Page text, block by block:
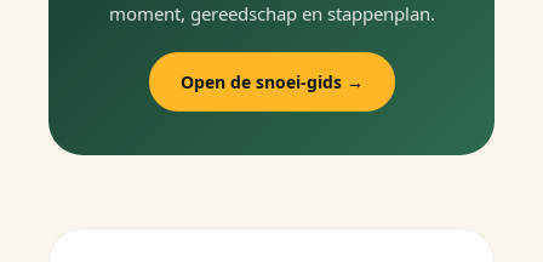
moment, gereedschap en stappenplan.
Open de snoei-gids →